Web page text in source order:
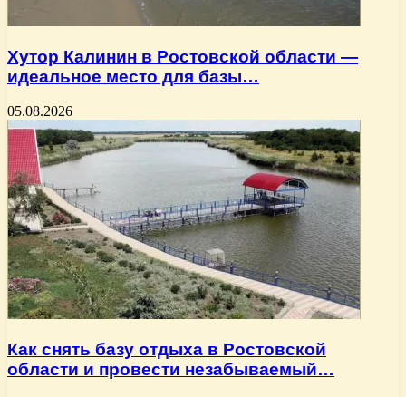
Хутор Калинин в Ростовской области —
идеальное место для базы…
05.08.2026
Как снять базу отдыха в Ростовской
области и провести незабываемый…